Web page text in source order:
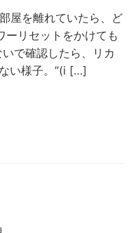
屋を離れていたら、ど
ーリセットをかけても
で確認したら、リカ
い様子。”(i […]